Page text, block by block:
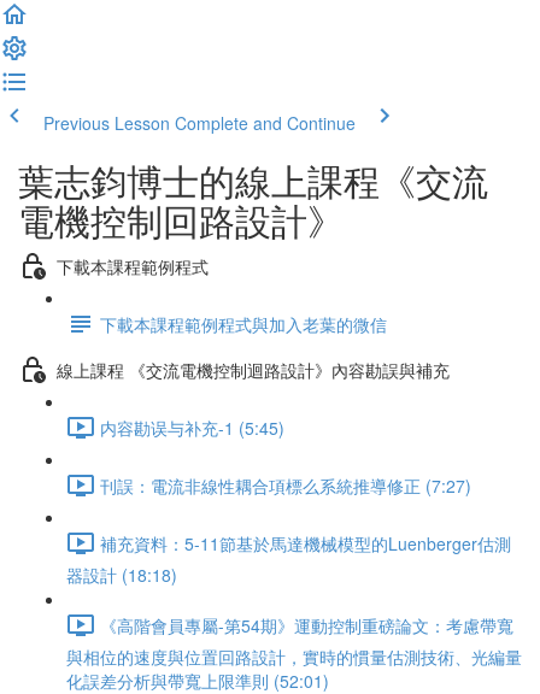
Previous Lesson Complete and Continue
葉志鈞博士的線上課程《交流
電機控制回路設計》
下載本課程範例程式
下載本課程範例程式與加入老葉的微信
線上課程 《交流電機控制迴路設計》內容勘誤與補充
内容勘误与补充-1 (5:45)
刊誤：電流非線性耦合項標么系統推導修正 (7:27)
補充資料：5-11節基於馬達機械模型的Luenberger估測
器設計 (18:18)
《高階會員專屬-第54期》運動控制重磅論文：考慮帶寬
與相位的速度與位置回路設計，實時的慣量估測技術、光編量
化誤差分析與帶寬上限準則 (52:01)